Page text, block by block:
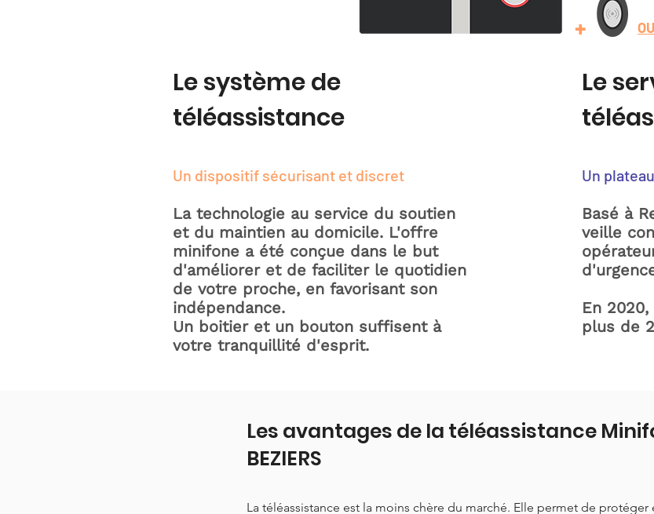
Le système de
téléassistance
Un dispositif sécurisant et discret
La technologie au service du soutien
et du maintien au domicile. L'offre
minifone a été conçue dans le but
d'améliorer et de faciliter le quotidien
de votre proche, en favorisant son
indépendance.
Un boitier et un bouton suffisent à
votre tranquillité d'esprit.
+ OU
Le
Un
Basé à
veille
En
plus de
Les avantages de la téléassistance
BEZIERS
La téléassistance est la moins chère du marché. Elle permet de